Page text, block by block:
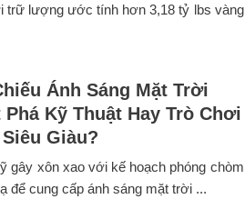
trữ lượng ước tính hơn 3,18 tỷ lbs vàng
Ánh Sáng Mặt Trời
Kỹ Thuật Hay Trò Chơi
Giàu?
gây xôn xao với kế hoạch phóng chòm
để cung cấp ánh sáng mặt trời ...